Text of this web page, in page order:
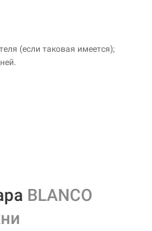
(если таковая имеется);
BLANCO